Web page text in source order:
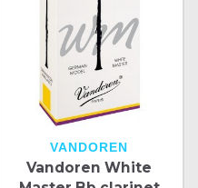
VANDOREN
Vandoren White